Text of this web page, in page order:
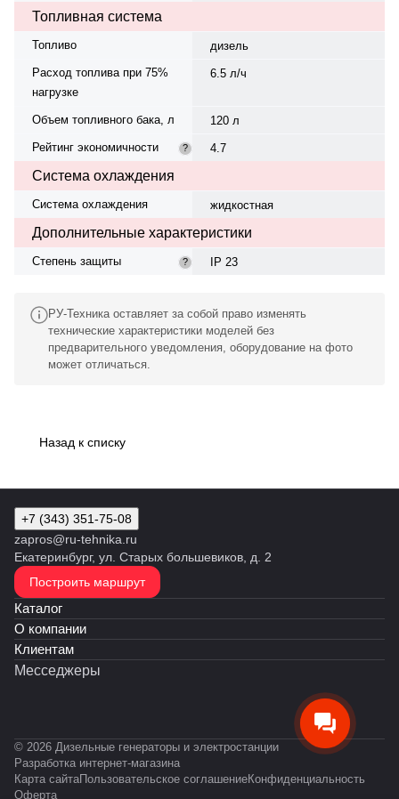
Топливная система
Топливо
дизель
Расход топлива при 75%
нагрузке
6.5 л/ч
Объем топливного бака, л
120 л
Рейтинг экономичности
? 4.7
Система охлаждения
Система охлаждения жидкостная
Дополнительные характеристики
Степень защиты ? IP 23
РУ-Техника оставляет за собой право изменять
технические характеристики моделей без
предварительного уведомления, оборудование на фото
может отличаться.
Назад к списку
+7 (343) 351-75-08
zapros@ru-tehnika.ru
Екатеринбург, ул. Старых большевиков, д. 2
Построить маршрут
Каталог
О компании
Клиентам
Месседжеры
© 2026 Дизельные генераторы и электростанции
Разработка интернет-магазина
Карта сайтаПользовательское соглашениеКонфиденциальность
Оферта